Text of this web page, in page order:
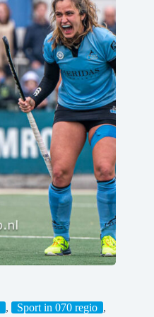
, Sport in 070 regio ,